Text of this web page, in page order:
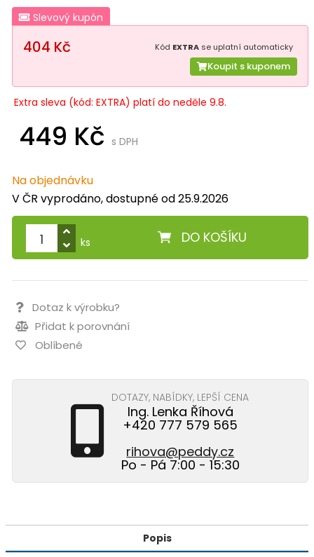
Slevový kupón
404 Kč Kód EXTRA se uplatní automaticky
Koupit s kuponem
Extra sleva (kód: EXTRA) platí do neděle 9.8.
449 Kč s DPH
Na objednávku
V ČR vyprodáno, dostupné od 25.9.2026
DO KOŠÍKU
ks
Dotaz k výrobku?
Přidat k porovnání
Oblíbené
DOTAZY, NABÍDKY, LEPŠÍ CENA
Ing. Lenka Říhová
+420 777 579 565
rihova@peddy.cz
Po - Pá 7:00 - 15:30
Popis